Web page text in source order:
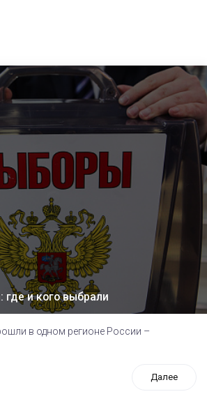
где и кого выбрали
в одном регионе России –
Далее